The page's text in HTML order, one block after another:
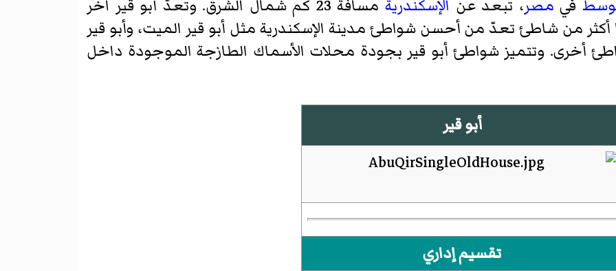
في مصر، تبعد عن الإسكندرية
مسافة 23 كم شمال الشرق. وتعدّ أبو قير آخر
من شاطئ تعدّ من أحسن شواطئ مدينة الإسكندرية مثل أبو قير الميت، وأبو قير
أخرى. وتتميز شواطئ أبو قير بجودة محلات الأسماك الطازجة الموجودة داخل
أبو قير
تقسيم إداري